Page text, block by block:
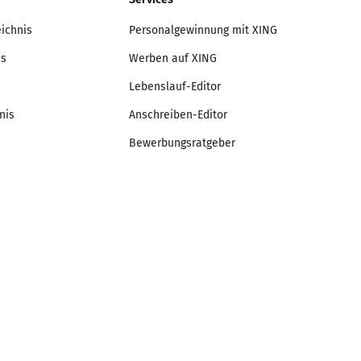
Personalgewinnung mit XING
Werben auf XING
Lebenslauf-Editor
Anschreiben-Editor
Bewerbungsratgeber